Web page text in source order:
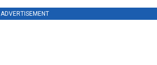
ADVERTISEMENT